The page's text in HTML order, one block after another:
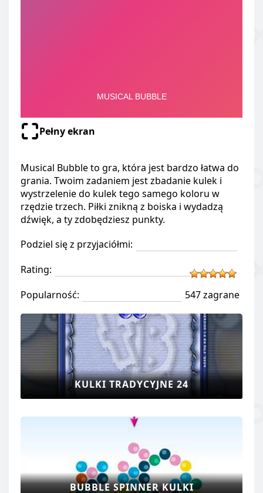
Pełny ekran
Musical Bubble to gra, która jest bardzo łatwa do
grania. Twoim zadaniem jest zbadanie kulek i
wystrzelenie do kulek tego samego koloru w
rzędzie trzech. Piłki znikną z boiska i wydadzą
dźwięk, a ty zdobędziesz punkty.
Podziel się z przyjaciółmi:
Rating:
Popularność:
547 zagrane
KULKI TRADYCYJNE 24
BUBBLE SPINNER KULKI